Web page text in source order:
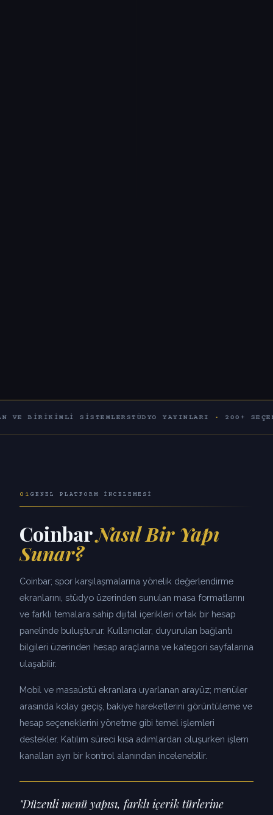
SISTEMLERSTÜDYO YAYINLARI·200+ SEÇENEK 60+
01 GENEL PLATFORM İNCELEMESI
CoinbarNasıl Bir Yapı
Sunar?
Coinbar; spor karşılaşmalarına yönelik değerlendirme
ekranlarını, stüdyo üzerinden sunulan masa formatlarını
ve farklı temalara sahip dijital içerikleri ortak bir hesap
panelinde buluşturur. Kullanıcılar, duyurulan bağlantı
bilgileri üzerinden hesap araçlarına ve kategori sayfalarına
ulaşabilir.
Mobil ve masaüstü ekranlara uyarlanan arayüz; menüler
arasında kolay geçiş, bakiye hareketlerini görüntüleme ve
hesap seçeneklerini yönetme gibi temel işlemleri
destekler. Katılım süreci kısa adımlardan oluşurken işlem
kanalları ayrı bir kontrol alanından incelenebilir.
"Düzenli menü yapısı, farklı içerik türlerine